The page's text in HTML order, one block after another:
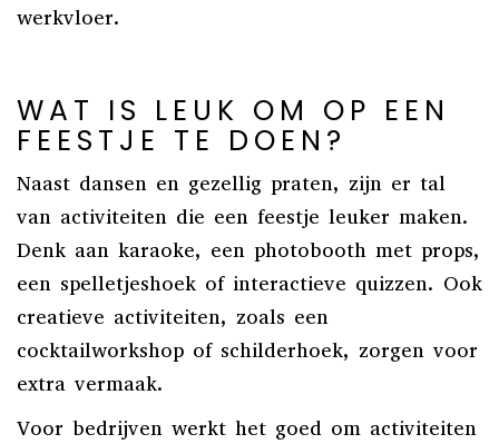
werkvloer.
WAT IS LEUK OM OP EEN
FEESTJE TE DOEN?
Naast dansen en gezellig praten, zijn er tal
van activiteiten die een feestje leuker maken.
Denk aan karaoke, een photobooth met props,
een spelletjeshoek of interactieve quizzen. Ook
creatieve activiteiten, zoals een
cocktailworkshop of schilderhoek, zorgen voor
extra vermaak.
Voor bedrijven werkt het goed om activiteiten